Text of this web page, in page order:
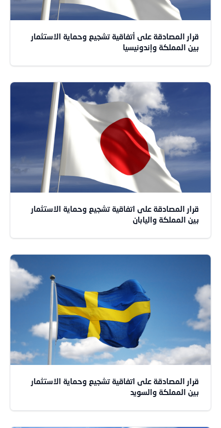
قرار المصادقة على أتفاقية تشجيع وحماية الاستثمار
بين المملكة وإندونيسيا
قرار المصادقة على اتفاقية تشجيع وحماية الاستثمار
بين المملكة واليابان
قرار المصادقة على اتفاقية تشجيع وحماية الاستثمار
بين المملكة والسويد